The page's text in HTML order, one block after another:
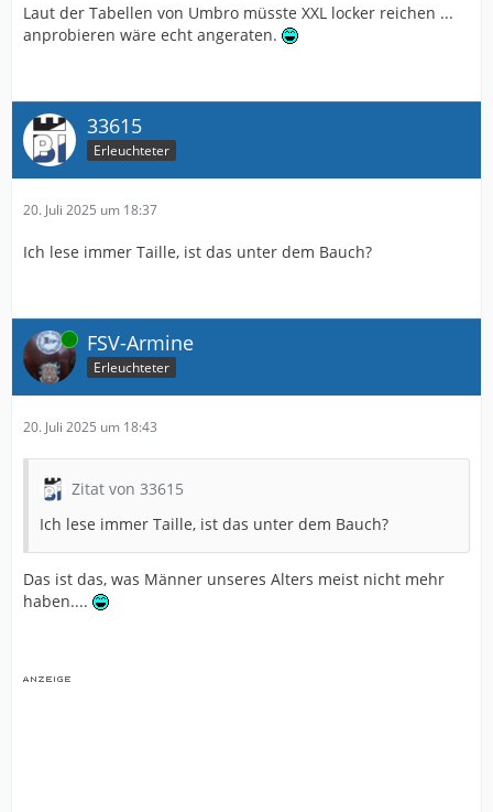
Laut der Tabellen von Umbro müsste XXL locker reichen ...
anprobieren wäre echt angeraten.
33615
Erleuchteter
20. Juli 2025 um 18:37
Ich lese immer Taille, ist das unter dem Bauch?
Online FSV-Armine
Erleuchteter
20. Juli 2025 um 18:43
Zitat von 33615
Ich lese immer Taille, ist das unter dem Bauch?
Das ist das, was Männer unseres Alters meist nicht mehr
haben....